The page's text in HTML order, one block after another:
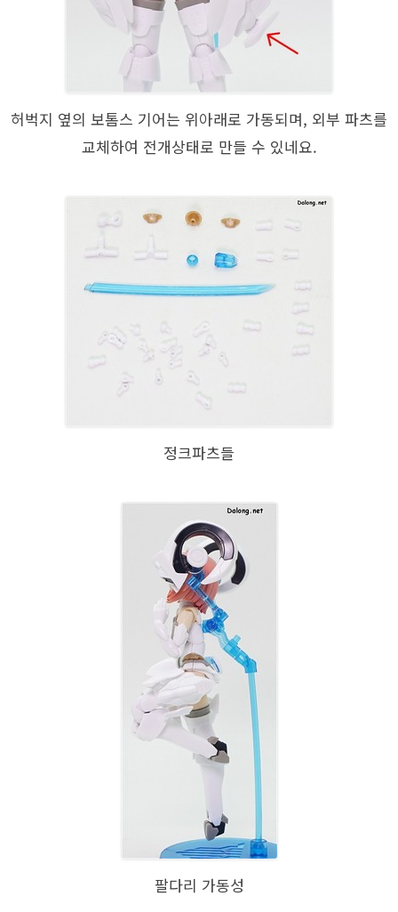
허벅지 옆의 보톰스 기어는 위아래로 가동되며, 외부 파츠를
교체하여 전개상태로 만들 수 있네요.
정크파츠들
팔다리 가동성